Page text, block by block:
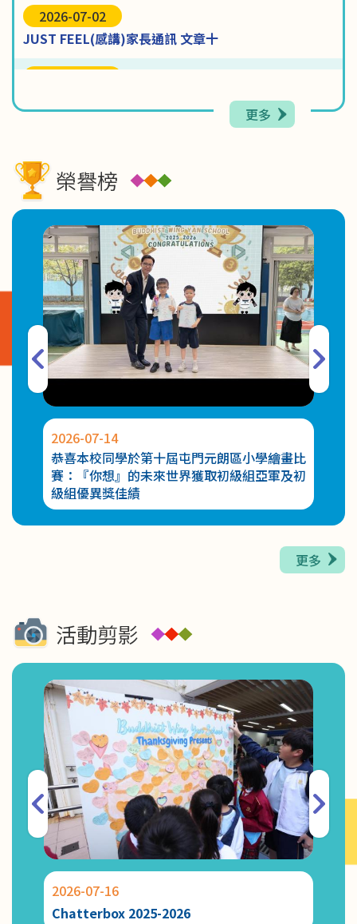
2026-07-02
JUST FEEL(感講)家長通訊 文章十
「綻放童心 啟航未來」學生才藝匯演 X 學校簡介
親子電影院．開心集合！
2026-06-04
Roaming Mic Challenge
2026-06-02
有關2026-2027年度小一註冊事宜
2026-06-02
2025-2026年度第二期幼兒K-Pop 舞蹈班取錄名單
2026-06-01
Just Feel(感講)家長通訊 文章九
2026-05-27
幼兒K-POP 舞動全城課程第二期幼兒K-POP 舞班
更多
榮譽榜
2026-07-14
恭喜本校同學於第十屆屯門元朗區小學繪畫比
賽：『你想』的未來世界獲取初級組亞軍及初
級組優異獎佳績
更多
活動剪影
2026-07-16
Chatterbox 2025-2026